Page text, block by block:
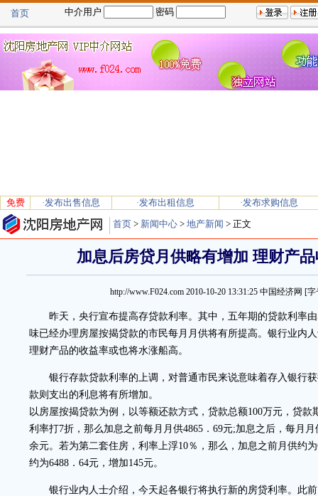
首页 中介用户 密码
免费 ·发布出售信息 ·发布出租信息
·发布求购信息
首页 > 新闻中心 > 地产新闻 > 正文
加息后房贷月供略有增加 理财产
http://www.F024.com 2010-10-20 13:31:25中国经济网 [字
昨天，央行宣布提高存贷款利率。其中，五年期的贷款利率由
味已经办理房屋按揭贷款的市民每月月供将有所提高。银行业内
理财产品的收益率或也将水涨船高。
银行存款贷款利率的上调，对普通市民来说意味着存入银行获
款则支出的利息将有所增加。
以房屋按揭贷款为例，以等额还款方式，贷款总额100万元，贷款
利率打7折，那么加息之前每月月供4865．69元;加息之后，每月月
余元。若为第二套住房，利率上浮10％，那么，加息之前月供约
约为6488．64元，增加145元。
银行业内人士介绍，今天起各银行将执行新的房贷利率。此前